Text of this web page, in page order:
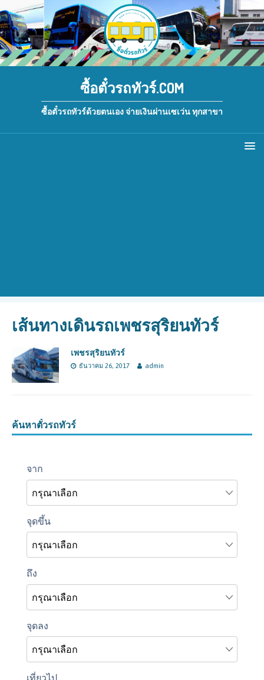
ซื้อตั๋วรถทัวร์.COM
ซื้อตั๋วรถทัวร์ด้วยตนเอง จ่ายเงินผ่านเซเว่น ทุกสาขา
เส้นทางเดินรถเพชรสุริยนทัวร์
เพชรสุริยนทัวร์
ธันวาคม 26, 2017 admin
ค้นหาตั๋วรถทัวร์